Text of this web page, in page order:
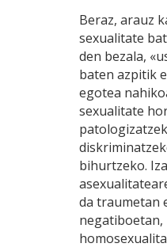
Beraz, arauz
sexualitate
den bezala,
baten azpitik
egotea
sexualitate
bihurtzeko.
da traumetan
negatiboetan,